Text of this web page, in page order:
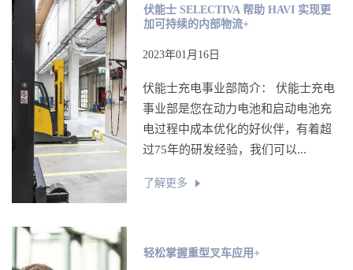
伏能士 SELECTIVA 帮助 HAVI 实现更
加可持续的内部物流+
2023年01月16日
伏能士充电事业部简介： 伏能士充电
事业部是您在动力电池和启动电池充
电过程中成本优化的好伙伴，有着超
过75年的研发经验，我们可以...
了解更多
轻松掌握重型叉车应用+